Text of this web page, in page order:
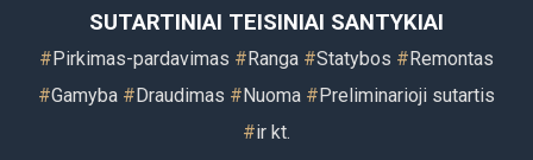
SUTARTINIAI TEISINIAI SANTYKIAI
#Pirkimas-pardavimas #Ranga #Statybos #Remontas
#Gamyba #Draudimas #Nuoma #Preliminarioji sutartis
#ir kt.